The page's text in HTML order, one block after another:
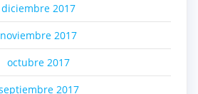
diciembre 2017
noviembre 2017
octubre 2017
2017